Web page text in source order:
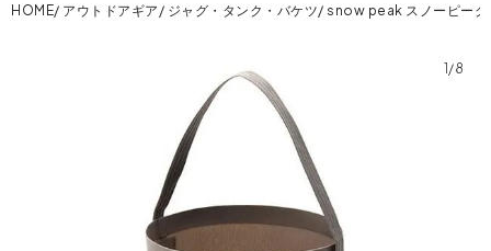
HOME アウトドアギア ジャグ・タンク・バケツ snow peak スノーピーク
1/8